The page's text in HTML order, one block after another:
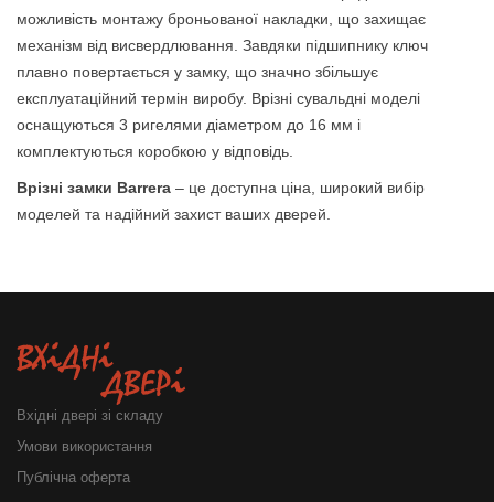
можливість монтажу броньованої накладки, що захищає
механізм від висвердлювання. Завдяки підшипнику ключ
плавно повертається у замку, що значно збільшує
експлуатаційний термін виробу. Врізні сувальдні моделі
оснащуються 3 ригелями діаметром до 16 мм і
комплектуються коробкою у відповідь.
Врізні замки Barrera – це доступна ціна, широкий вибір
моделей та надійний захист ваших дверей.
Вхідні двері зі складу
Умови використання
Публічна оферта